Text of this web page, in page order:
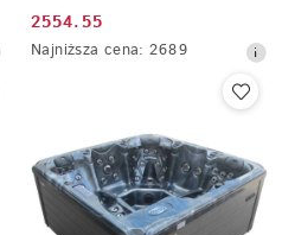
max 56 m³
Cena
promocyjna:
2554.55
Najniższa
przed
obniżką
Najniższa cena: 2689